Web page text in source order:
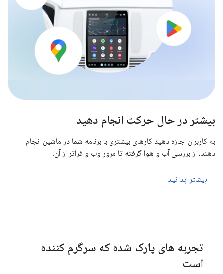
بیشتر در حال حرکت انجام دهید
به کاربران اجازه دهید کارهای بیشتری با برنامه شما در ماشین انجام
دهند، از بررسی آب و هوا گرفته تا مرور وب و فراتر از آن.
بیشتر بدانید
تجربه های پارک شده که سرگرم کننده
است